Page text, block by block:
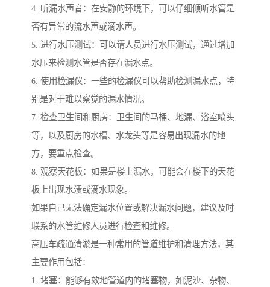
4. 听漏水声音：在安静的环境下，可以仔细倾听水管是
否有异常的流水声或滴水声。
5. 进行水压测试：可以请人员进行水压测试，通过增加
水压来检测水管是否存在漏水点。
6. 使用检漏仪：一些的检漏仪可以帮助检测漏水点，特
别是对于难以察觉的漏水情况。
7. 检查卫生间和厨房：卫生间的马桶、地漏、浴室喷头
等，以及厨房的水槽、水龙头等是容易出现漏水的地
方，要重点检查。
8. 观察天花板：如果是楼上漏水，可能会在楼下的天花
板上出现水渍或滴水现象。
如果自己无法确定漏水位置或解决漏水问题，建议及时
联系的水管维修人员进行检查和维修。
高压车疏通清淤是一种常用的管道维护和清理方法，其
主要作用包括：
1. 堵塞：能够有效地管道内的堵塞物，如泥沙、杂物、